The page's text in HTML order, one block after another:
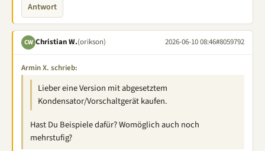
Antwort
CW Christian W.(orikson) 2026-06-10 08:46#8059792
Armin X. schrieb:
Lieber eine Version mit abgesetztem
Kondensator/Vorschaltgerät kaufen.
Hast Du Beispiele dafür? Womöglich auch noch
mehrstufig?